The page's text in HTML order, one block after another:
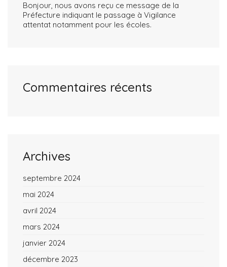
Bonjour, nous avons reçu ce message de la
Préfecture indiquant le passage à Vigilance
attentat notamment pour les écoles.
Commentaires récents
Archives
septembre 2024
mai 2024
avril 2024
mars 2024
janvier 2024
décembre 2023